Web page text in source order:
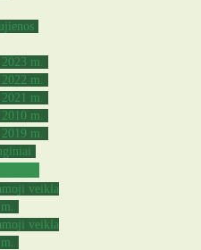
2023 m.
2022 m.
2021 m.
2010 m.
2019 m.
veikla
veikla